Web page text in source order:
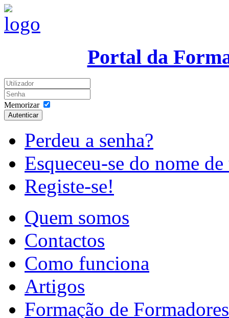
Portal da
Memorizar
Autenticar
Perdeu a senha?
Esqueceu-se do nome
Registe-se!
Quem somos
Contactos
Como funciona
Artigos
Formação de Formadores